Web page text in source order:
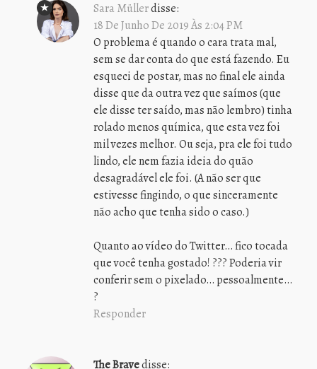
Sara Müllerdisse:
18 De Junho De 2019 Às 2:04 PM
O problema é quando o cara trata mal,
sem se dar conta do que está fazendo. Eu
esqueci de postar, mas no final ele ainda
disse que da outra vez que saímos (que
ele disse ter saído, mas não lembro) tinha
rolado menos química, que esta vez foi
mil vezes melhor. Ou seja, pra ele foi tudo
lindo, ele nem fazia ideia do quão
desagradável ele foi. (A não ser que
estivesse fingindo, o que sinceramente
não acho que tenha sido o caso.)
Quanto ao vídeo do Twitter… fico tocada
que você tenha gostado! ??? Poderia vir
conferir sem o pixelado… pessoalmente…
?
Responder
The Bravedisse: